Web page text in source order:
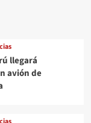
llegará
avión de